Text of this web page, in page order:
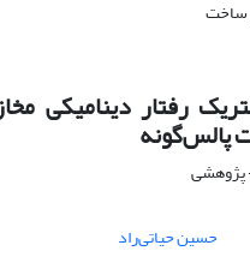
رفتار دینامیکی
پالس‌گونه
پژوهشی
حسین حیاتی‌راد